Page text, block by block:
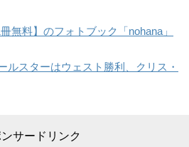
無料】のフォトブック「nohana」
ルスターはウェスト勝利、クリス・
サードリンク